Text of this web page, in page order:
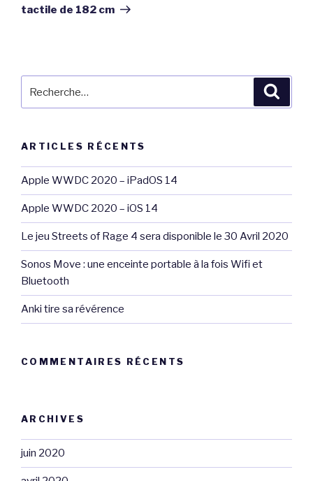
tactile de 182 cm
pour
ARTICLES RÉCENTS
Apple WWDC 2020 – iPadOS 14
Apple WWDC 2020 – iOS 14
Le jeu Streets of Rage 4 sera disponible le 30 Avril 2020
Sonos Move : une enceinte portable à la fois Wifi et
Bluetooth
Anki tire sa révérence
COMMENTAIRES RÉCENTS
ARCHIVES
juin 2020